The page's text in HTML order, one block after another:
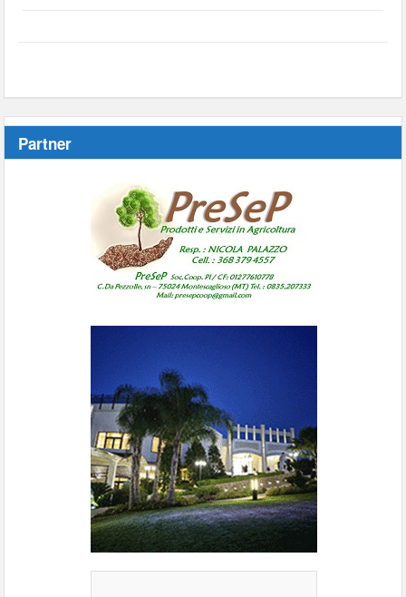
Partner